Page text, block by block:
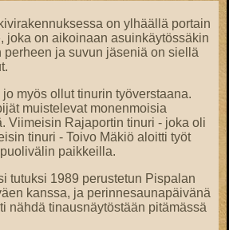
on ylhäällä portain
joka on aikoinaan asuinkäytössäkin
perheen ja suvun jäseniä on siellä
myös ollut tinurin työverstaana.
muistelevat monenmoisia
Viimeisin Rajaportin tinuri - joka oli
tinuri - Toivo Mäkiö aloitti työt
paikkeilla.
tutuksi 1989 perustetun Pispalan
kanssa, ja perinnesaunapäivänä
nähdä tinausnäytöstään pitämässä